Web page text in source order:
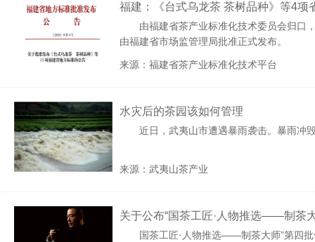
福建：《台式乌龙茶 茶树品种》等4项
由福建省茶产业标准化技术委员会归口
由福建省市场监管理局批准正式发布。
来源：福建省茶产业标准化技术平台
水灾后的茶园该如何管理
近日，武夷山市遭遇暴雨袭击。暴雨冲
来源：武夷山茶产业
关于公布“国茶工匠·人物推选——制茶
国茶工匠·人物推选——制茶大师”第四